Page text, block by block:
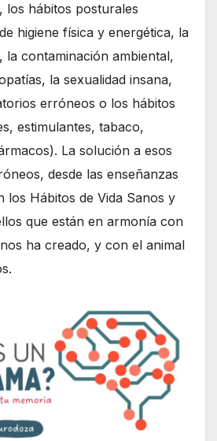
los hábitos posturales
higiene física y energética, la
la contaminación ambiental,
la sexualidad insana,
erróneos o los hábitos
estimulantes, tabaco,
La solución a esos
desde las enseñanzas
los Hábitos de Vida Sanos y
que están en armonía con
ha creado, y con el animal